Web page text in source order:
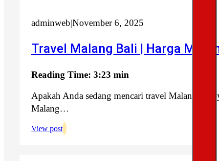
adminweb|November 6, 2025
Travel Malang Bali | Harga
Reading Time: 3:23 min
Apakah Anda sedang mencari travel Malang Bali
Malang…
View post